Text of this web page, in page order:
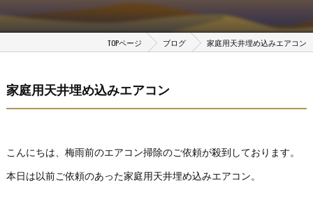
TOPページ ブログ 家庭用天井埋め込みエアコン
家庭用天井埋め込みエアコン
こんにちは、梅雨前のエアコン掃除のご依頼が殺到しております。
本日は以前ご依頼のあった家庭用天井埋め込みエアコン。